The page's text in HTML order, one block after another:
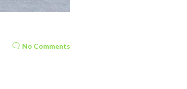
No Comments